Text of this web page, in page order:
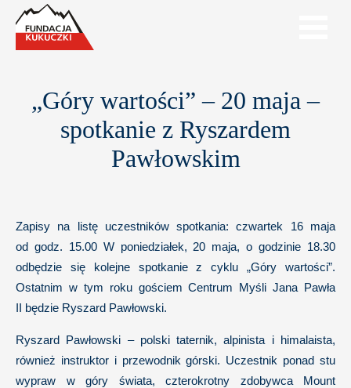
„Góry wartości” – 20 maja –
spotkanie z Ryszardem
Pawłowskim
Zapisy na listę uczestników spotkania: czwartek 16 maja
od godz. 15.00 W poniedziałek, 20 maja, o godzinie 18.30
odbędzie się kolejne spotkanie z cyklu „Góry wartości”.
Ostatnim w tym roku gościem Centrum Myśli Jana Pawła
II będzie Ryszard Pawłowski.
Ryszard Pawłowski – polski taternik, alpinista i himalaista,
również instruktor i przewodnik górski. Uczestnik ponad stu
wypraw w góry świata, czterokrotny zdobywca Mount